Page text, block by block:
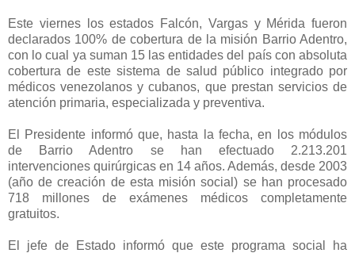
Este viernes los estados Falcón, Vargas y Mérida fueron
declarados 100% de cobertura de la misión Barrio Adentro,
con lo cual ya suman 15 las entidades del país con absoluta
cobertura de este sistema de salud público integrado por
médicos venezolanos y cubanos, que prestan servicios de
atención primaria, especializada y preventiva.
El Presidente informó que, hasta la fecha, en los módulos
de Barrio Adentro se han efectuado 2.213.201
intervenciones quirúrgicas en 14 años. Además, desde 2003
(año de creación de esta misión social) se han procesado
718 millones de exámenes médicos completamente
gratuitos.
El jefe de Estado informó que este programa social ha